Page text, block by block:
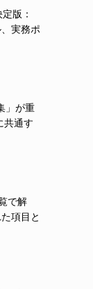
版：
実務ポ
」が重
共通す
で解
項目と